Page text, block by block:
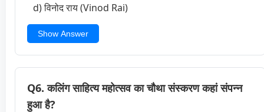
d) विनोद राय (Vinod Rai)
Show Answer
Q6. कलिंग साहित्य महोत्सव का चौथा संस्करण कहां संपन्न
हुआ है?